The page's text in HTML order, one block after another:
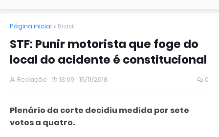
Página inicial Brasil
STF: Punir motorista que foge do
local do acidente é constitucional
Redação 13:09 15/11/2018 0
Plenário da corte decidiu medida por sete
votos a quatro.